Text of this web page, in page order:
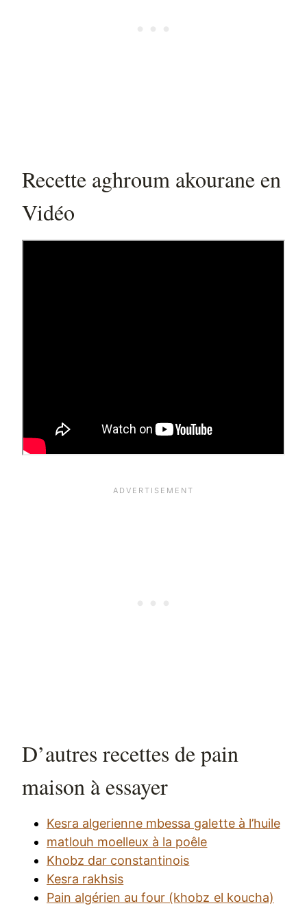
Recette aghroum akourane en
Vidéo
D’autres recettes de pain
maison à essayer
Kesra algerienne mbessa galette à l’huile
matlouh moelleux à la poêle
Khobz dar constantinois
Kesra rakhsis
Pain algérien au four (khobz el koucha)